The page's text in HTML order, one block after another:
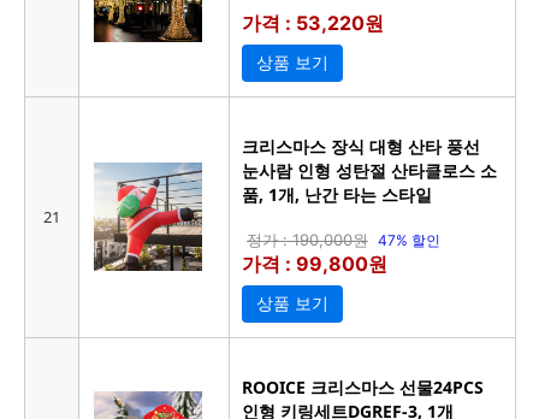
가격 : 53,220원
상품 보기
21
크리스마스 장식 대형 산타 풍선
눈사람 인형 성탄절 산타클로스 소
품, 1개, 난간 타는 스타일
정가 : 190,000원 47% 할인
가격 : 99,800원
상품 보기
ROOICE 크리스마스 선물24PCS
인형 키링세트DGREF-3, 1개